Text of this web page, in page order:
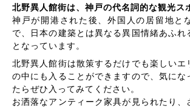
北野異人館街は、神戸の代名詞的な観光ス
神戸が開港された後、外国人の居留地と
で、日本の建築とは異なる異国情緒あふれ
となっています。
北野異人館街は散策するだけでも楽しいエ
の中にも入ることができますので、気にな
たらぜひ入ってみてください。
お洒落なアンティーク家具が見られたり、